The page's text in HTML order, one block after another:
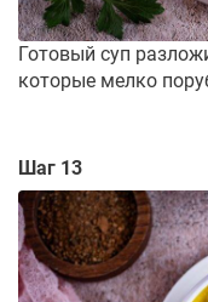
Готовый суп
которые мелко
Шаг 13